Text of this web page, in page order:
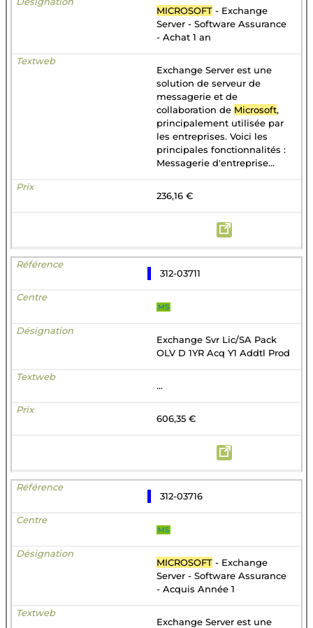
MICROSOFT - Exchange
Server - Software Assurance
- Achat 1 an
Exchange Server est une
solution de serveur de
messagerie et de
collaboration de Microsoft,
principalement utilisée par
les entreprises. Voici les
principales fonctionnalités :
Messagerie d'entreprise...
236,16 €
312-03711
MS
Exchange Svr Lic/SA Pack
OLV D 1YR Acq Y1 Addtl Prod
...
606,35 €
312-03716
MS
MICROSOFT - Exchange
Server - Software Assurance
- Acquis Année 1
Exchange Server est une